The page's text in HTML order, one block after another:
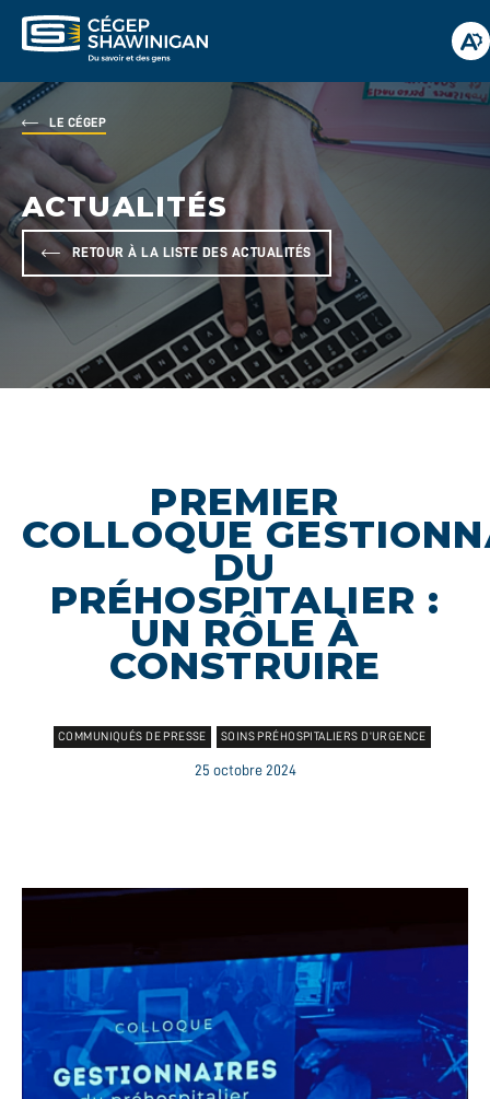
la
LE CÉGEP
ACTUALITÉS
RETOUR À LA LISTE DES ACTUALITÉS
PREMIER
COLLOQUE
DU
PRÉHOSPITALIER :
UN RÔLE À
CONSTRUIRE
COMMUNIQUÉS DE PRESSE SOINS PRÉHOSPITALIERS D’URGENCE
25 octobre 2024